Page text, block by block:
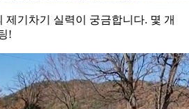
제기차기 실력이 궁금합니다. 몇 개
!